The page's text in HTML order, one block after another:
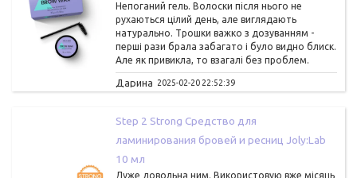
Непоганий гель. Волоски після нього не
рухаються цілий день, але виглядають
натурально. Трошки важко з дозуванням -
перші рази брала забагато і було видно блиск.
Але як привикла, то взагалі без проблем.
Дарина 2025-02-20 22:52:39
Step 2 Strong Средство для
ламинирования бровей и ресниц Joly:Lab
10 мл
Дуже довольна ним. Використовую вже місяць